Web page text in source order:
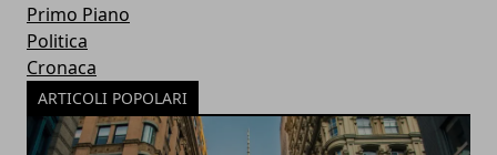
Primo Piano
Politica
Cronaca
ARTICOLI POPOLARI